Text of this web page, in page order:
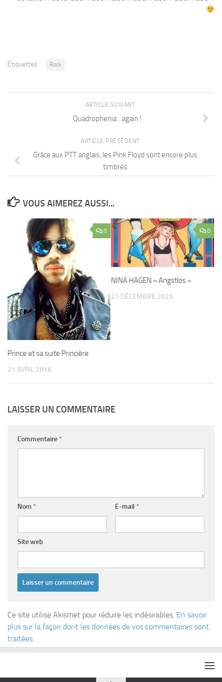
Étiquettes : Rock
ARTICLE SUIVANT
Quadrophenia…again !
ARTICLE PRÉCÉDENT
Grâce aux PTT anglais, les Pink Floyd sont encore plus
timbrés
VOUS AIMEREZ AUSSI...
0
Prince et sa suite Princière
21 AVRIL 2016
0
NINA HAGEN « Angstlos »
21 DÉCEMBRE 2025
LAISSER UN COMMENTAIRE
Commentaire*
Nom * E-mail *
Site web
Ce site utilise Akismet pour réduire les indésirables. En savoir
plus sur la façon dont les données de vos commentaires sont
traitées.